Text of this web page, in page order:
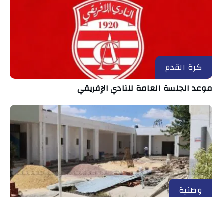
كرة القدم
موعد الجلسة العامة للنادي الإفريقي
وطنية